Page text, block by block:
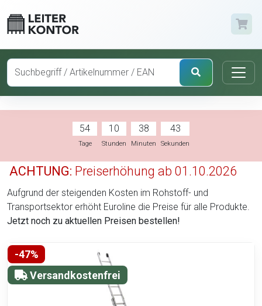
54
Tage
10
Stunden
38
Minuten
42
Sekunden
ACHTUNG: Preiserhöhung ab 01.10.2026
Aufgrund der steigenden Kosten im Rohstoff- und
Transportsektor erhöht Euroline die Preise für alle Produkte.
Jetzt noch zu aktuellen Preisen bestellen!
-47%
Versandkostenfrei